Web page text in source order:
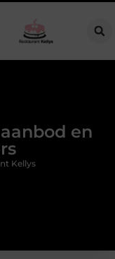
Rotterdam: ontdek
en
Kellys